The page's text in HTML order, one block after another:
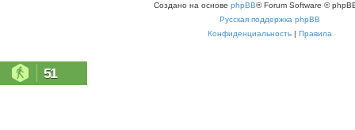
Создано на основе phpBB® Forum Software ©
Русская поддержка phpBB
Конфиденциальность | Правила
51